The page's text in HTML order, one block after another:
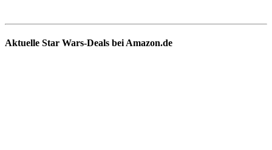
Aktuelle Star Wars-Deals bei Amazon.de